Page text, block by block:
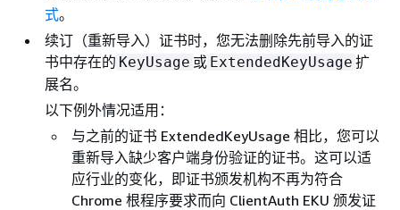
式。
续订（重新导入）证书时，您无法删除先前导入的证
书中存在的 KeyUsage 或 ExtendedKeyUsage 扩
展名。
以下例外情况适用：
与之前的证书 ExtendedKeyUsage 相比，您可以
重新导入缺少客户端身份验证的证书。这可以适
应行业的变化，即证书颁发机构不再为符合
Chrome 根程序要求而向 ClientAuth EKU 颁发证